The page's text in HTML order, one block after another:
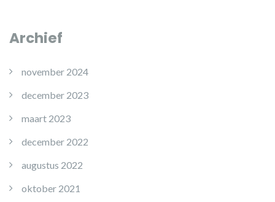
Archief
november 2024
december 2023
maart 2023
december 2022
augustus 2022
oktober 2021